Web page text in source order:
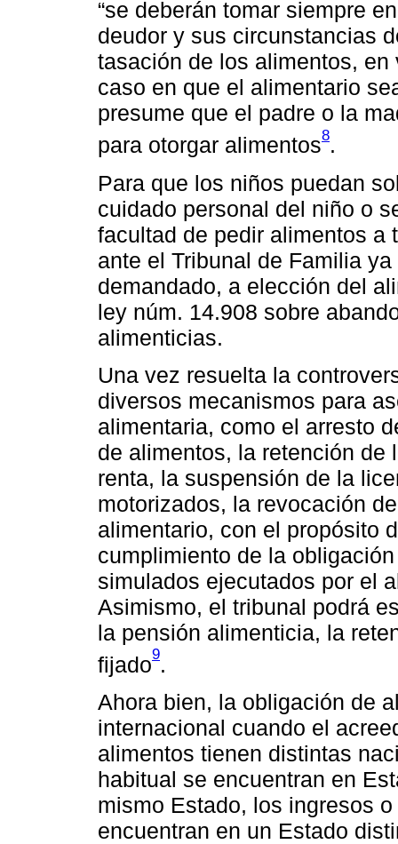
“se deberán tomar siempre
deudor y sus circunstancias
tasación de los alimentos,
caso en que el alimentario
presume que el padre o la
para otorgar alimentos8.
Para que los niños puedan
cuidado personal del niño o
facultad de pedir alimentos a
ante el Tribunal de Familia
demandado, a elección del
ley núm. 14.908 sobre
alimenticias.
Una vez resuelta la
diversos mecanismos para
alimentaria, como el arresto
de alimentos, la retención de
renta, la suspensión de la
motorizados, la revocación
alimentario, con el propósito
cumplimiento de la
simulados ejecutados por el
Asimismo, el tribunal podrá
la pensión alimenticia, la
fijado9.
Ahora bien, la obligación de
internacional cuando el
alimentos tienen distintas
habitual se encuentran en
mismo Estado, los ingresos
encuentran en un Estado